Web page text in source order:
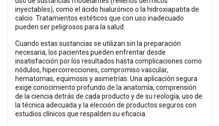
inyectables), como el ácido hialurónico o la hidroxiapatita de
calcio. Tratamientos estéticos que con uso inadecuado
pueden ser peligrosos para la salud.
Cuando estas sustancias se utilizan sin la preparación
necesaria, los pacientes pueden enfrentar desde
insatisfacción por los resultados hasta complicaciones como
nódulos, hipercorrecciones, compromiso vascular,
hematomas, equimosis y asimetrías. Una aplicación segura
exige conocimiento profundo de la anatomía, comprensión
de la ciencia detrás de cada producto y de su reología, uso de
la técnica adecuada y la elección de productos seguros con
estudios clínicos que respalden su eficacia.